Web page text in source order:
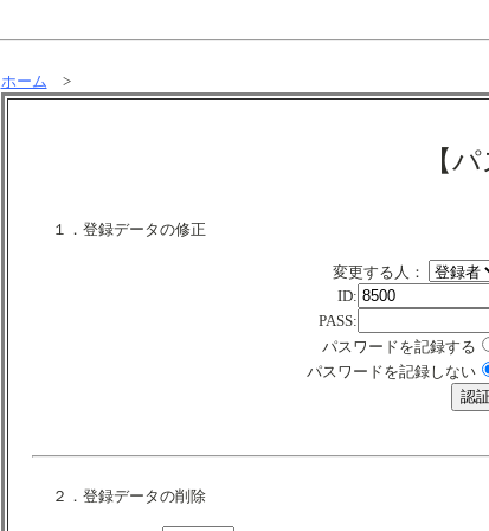
ホーム >
【
１．登録データの修正
変更する人：
ID:
PASS:
パスワードを記録する
パスワードを記録しない
２．登録データの削除